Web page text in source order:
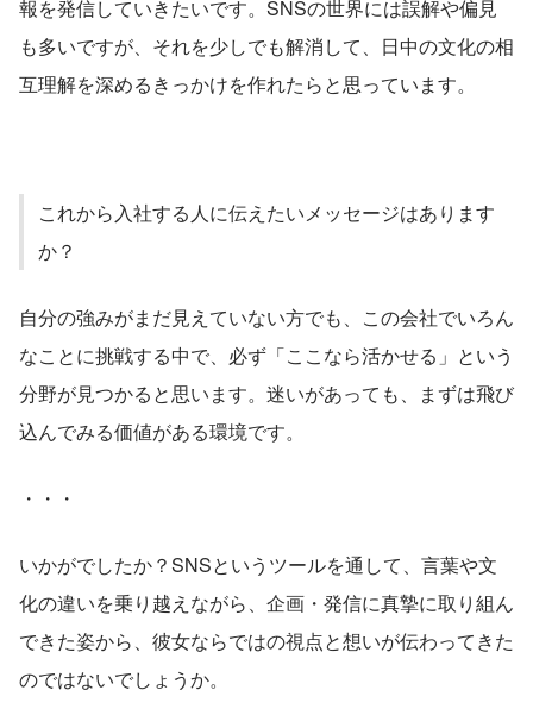
報を発信していきたいです。SNSの世界には誤解や偏見
も多いですが、それを少しでも解消して、日中の文化の相
互理解を深めるきっかけを作れたらと思っています。
これから入社する人に伝えたいメッセージはあります
か？
自分の強みがまだ見えていない方でも、この会社でいろん
なことに挑戦する中で、必ず「ここなら活かせる」という
分野が見つかると思います。迷いがあっても、まずは飛び
込んでみる価値がある環境です。
・・・
いかがでしたか？SNSというツールを通して、言葉や文
化の違いを乗り越えながら、企画・発信に真摯に取り組ん
できた姿から、彼女ならではの視点と想いが伝わってきた
のではないでしょうか。